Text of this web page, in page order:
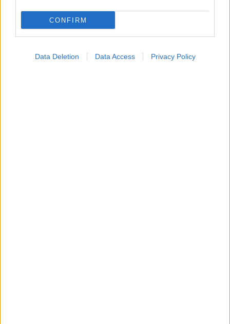
CONFIRM
Data Deletion Data Access Privacy Policy